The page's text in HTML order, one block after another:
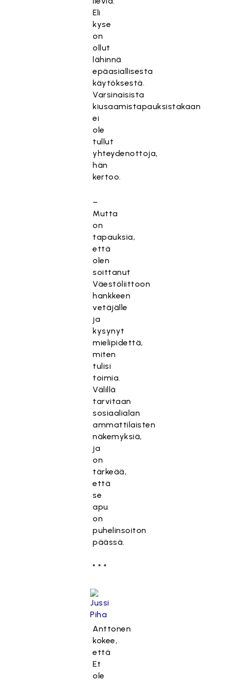
Eli
kyse
on
ollut
lähinnä
epäasiallisesta
käytöksestä.
Varsinaisista
kiusaamistapauksistakaan
ei
ole
tullut
yhteydenottoja,
hän
kertoo.
–
Mutta
on
tapauksia,
että
olen
soittanut
Väestöliittoon
hankkeen
vetäjälle
ja
kysynyt
mielipidettä,
miten
tulisi
toimia.
Välillä
tarvitaan
sosiaalialan
ammattilaisten
näkemyksiä,
ja
on
tärkeää,
että
se
apu
on
puhelinsoiton
päässä.
* * *
Anttonen
kokee,
että
Et
ole